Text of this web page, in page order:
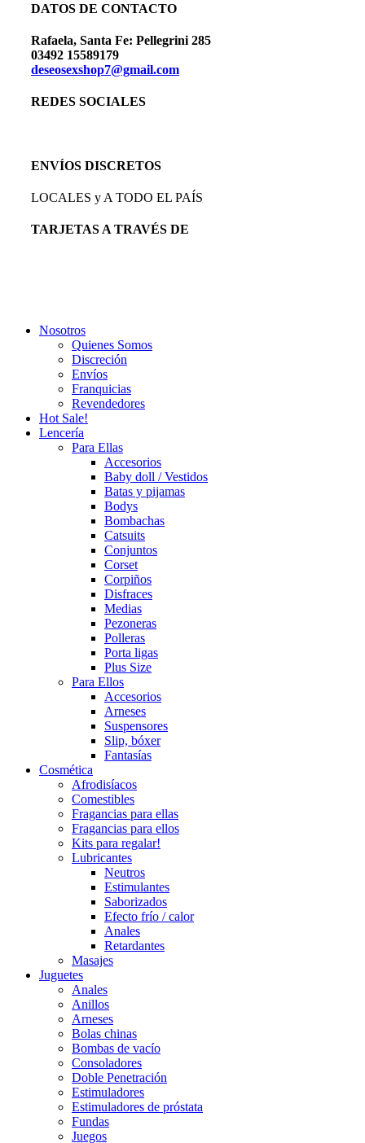
DATOS DE CONTACTO
Rafaela, Santa Fe: Pellegrini 285
03492 15589179
deseosexshop7@gmail.com
REDES SOCIALES
ENVÍOS DISCRETOS
LOCALES y A TODO EL PAÍS
TARJETAS A TRAVÉS DE
Close
Nosotros
Quienes Somos
Discreción
Envíos
Franquicias
Revendedores
Hot Sale!
Lencería
Para Ellas
Accesorios
Baby doll / Vestidos
Batas y pijamas
Bodys
Bombachas
Catsuits
Conjuntos
Corset
Corpiños
Disfraces
Medias
Pezoneras
Polleras
Porta ligas
Plus Size
Para Ellos
Accesorios
Arneses
Suspensores
Slip, bóxer
Fantasías
Cosmética
Afrodisíacos
Comestibles
Fragancias para ellas
Fragancias para ellos
Kits para regalar!
Lubricantes
Neutros
Estimulantes
Saborizados
Efecto frío / calor
Anales
Retardantes
Masajes
Juguetes
Anales
Anillos
Arneses
Bolas chinas
Bombas de vacío
Consoladores
Doble Penetración
Estimuladores
Estimuladores de próstata
Fundas
Juegos